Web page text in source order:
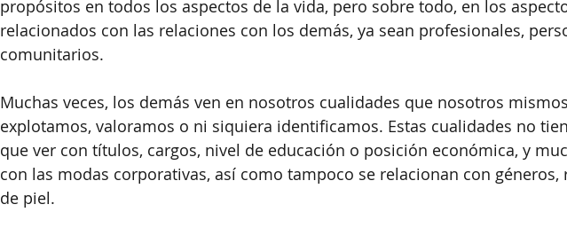
propósitos en todos los aspectos de la vida, pero sobre todo, en los
relacionados con las relaciones con los demás, ya sean profesionales,
comunitarios.
Muchas veces, los demás ven en nosotros cualidades que nosotros
explotamos, valoramos o ni siquiera identificamos. Estas cualidades no
que ver con títulos, cargos, nivel de educación o posición económica, y
con las modas corporativas, así como tampoco se relacionan con géneros,
de piel.